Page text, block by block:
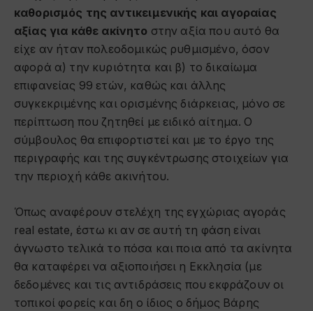
καθορισμός της αντικειμενικής και αγοραίας
αξίας για κάθε ακίνητο στην αξία που αυτό θα
είχε αν ήταν πολεοδομικώς ρυθμισμένο, όσον
αφορά α) την κυριότητα και β) το δικαίωμα
επιφανείας 99 ετών, καθώς και άλλης
συγκεκριμένης και ορισμένης διάρκειας, μόνο σε
περίπτωση που ζητηθεί με ειδικό αίτημα. Ο
σύμβουλος θα επιφορτιστεί και με το έργο της
περιγραφής και της συγκέντρωσης στοιχείων για
την περιοχή κάθε ακινήτου.
Όπως αναφέρουν στελέχη της εγχώριας αγοράς
real estate, έστω κι αν σε αυτή τη φάση είναι
άγνωστο τελικά το πόσα και ποια από τα ακίνητα
θα καταφέρει να αξιοποιήσει η Εκκλησία (με
δεδομένες και τις αντιδράσεις που εκφράζουν οι
τοπικοί φορείς και δη ο ίδιος ο δήμος Βάρης